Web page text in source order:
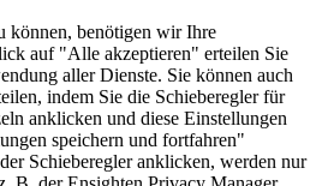
können, benötigen wir Ihre
auf "Alle akzeptieren" erteilen Sie
aller Dienste. Sie können auch
indem Sie die Schieberegler für
anklicken und diese Einstellungen
speichern und fortfahren"
Schieberegler anklicken, werden nur